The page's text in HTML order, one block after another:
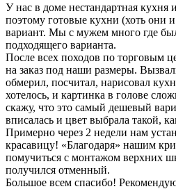
У нас в доме нестандартная кухня
поэтому готовые кухни (хоть они
вариант. Мы с мужем много где
подходящего варианта.
После всех походов по торговым
на заказ под наши размеры.
обмерил, посчитал, нарисовал
хотелось, и картинка в голове
скажу, что это самый дешевый
вписалась и цвет выбрала такой,
Примерно через 2 недели нам
красавицу! «Благодаря» нашим
помучиться с монтажом верхних
получился отменный.
Большое всем спасибо!